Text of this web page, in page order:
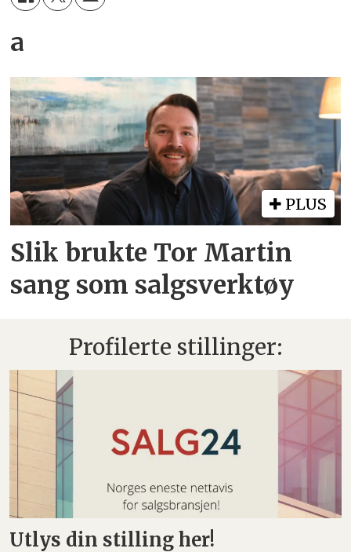
a
PLUS
Slik brukte Tor Martin
sang som salgsverktøy
Profilerte stillinger:
Utlys din stilling her!